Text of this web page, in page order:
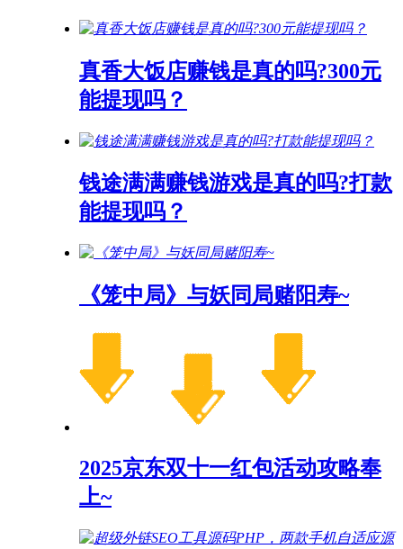
真香大饭店赚钱是真的吗?300元
能提现吗？
钱途满满赚钱游戏是真的吗?打款
能提现吗？
《笼中局》与妖同局赌阳寿~
2025京东双十一红包活动攻略奉
上~